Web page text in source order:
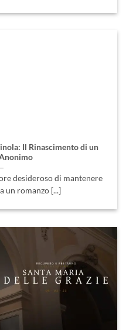
Il Rinascimento di un
desideroso di mantenere
un romanzo [...]